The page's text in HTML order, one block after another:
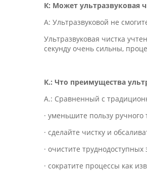
К: Может ультразвуковая
А: Ультразвуковой не
Ультразвуковая чистка
секунду очень сильны,
К.: Что преимущества
А.: Сравненный с
· уменьшите пользу ручного
· сделайте чистку и
· очистите
· сократите процессы как